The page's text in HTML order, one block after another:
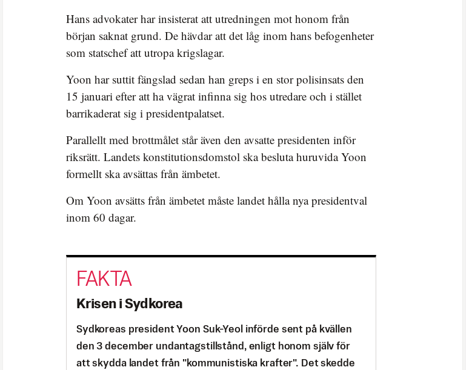
Hans advokater har insisterat att utredningen mot honom från
början saknat grund. De hävdar att det låg inom hans befogenheter
som statschef att utropa krigslagar.
Yoon har suttit fängslad sedan han greps i en stor polisinsats den
15 januari efter att ha vägrat infinna sig hos utredare och i stället
barrikaderat sig i presidentpalatset.
Parallellt med brottmålet står även den avsatte presidenten inför
riksrätt. Landets konstitutionsdomstol ska besluta huruvida Yoon
formellt ska avsättas från ämbetet.
Om Yoon avsätts från ämbetet måste landet hålla nya presidentval
inom 60 dagar.
Krisen i Sydkorea
Sydkoreas president Yoon Suk-Yeol införde sent på kvällen
den 3 december undantagstillstånd, enligt honom själv för
att skydda landet från "kommunistiska krafter". Det skedde